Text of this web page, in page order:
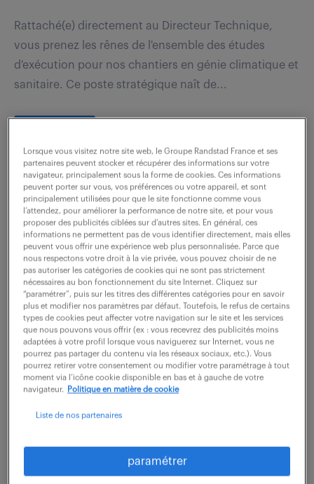
Rattaché(e) directement au Directeur Technique,
vous prenez les rênes de l'ensemble des études
d'exécution pour nos chantiers en génie climatique et
sanitaire. Ce poste stratégique naît de...
technicien bureau d'études (f/h)
6 août 2026
Amiens (80)
CDI
33 000 - 38 000 € / an
Vos Missions : Le pivot de l'organisation Rattaché(e)
directement au responsable d'agence, vous assurez
la préparation et le suivi technique des chantiers
depuis le bureau. Vos missions...
Lorsque vous visitez notre site web, le Groupe Randstad France et ses
partenaires peuvent stocker et récupérer des informations sur votre
navigateur, principalement sous la forme de cookies. Ces informations
peuvent porter sur vous, vos préférences ou votre appareil, et sont
principalement utilisées pour que le site fonctionne comme vous
l’attendez, pour améliorer la performance de notre site, et pour vous
proposer des publicités ciblées sur d’autres sites. En général, ces
informations ne permettent pas de vous identifier directement, mais elles
peuvent vous offrir une expérience web plus personnalisée. Parce que
nous respectons votre droit à la vie privée, vous pouvez choisir de ne
pas autoriser les catégories de cookies qui ne sont pas strictement
nécessaires au bon fonctionnement du site Internet. Cliquez sur
“paramétrer”, puis sur les titres des différentes catégories pour en savoir
plus et modifier nos paramètres par défaut. Toutefois, le refus de certains
types de cookies peut affecter votre navigation sur le site et les services
que nous pouvons vous offrir (ex : vous recevrez des publicités moins
adaptées à votre profil lorsque vous naviguerez sur Internet, vous ne
pourrez pas partager du contenu via les réseaux sociaux, etc.). Vous
pourrez retirer votre consentement ou modifier votre paramétrage à tout
moment via l’icône cookie disponible en bas et à gauche de votre
navigateur.
Politique en matière de cookie
Liste de nos partenaires
paramétrer